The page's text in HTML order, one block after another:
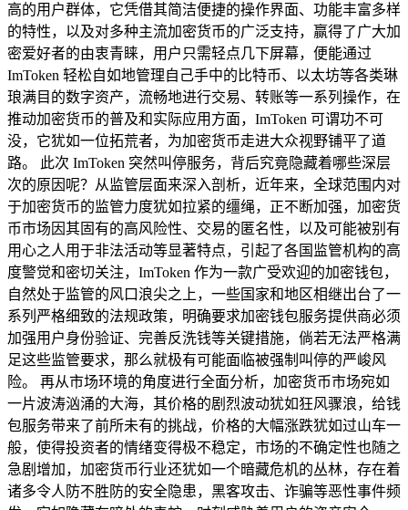
高的用户群体，它凭借其简洁便捷的操作界面、功能丰富多样
的特性，以及对多种主流加密货币的广泛支持，赢得了广大加
密爱好者的由衷青睐，用户只需轻点几下屏幕，便能通过
ImToken 轻松自如地管理自己手中的比特币、以太坊等各类琳
琅满目的数字资产，流畅地进行交易、转账等一系列操作，在
推动加密货币的普及和实际应用方面，ImToken 可谓功不可
没，它犹如一位拓荒者，为加密货币走进大众视野铺平了道
路。 此次 ImToken 突然叫停服务，背后究竟隐藏着哪些深层
次的原因呢？从监管层面来深入剖析，近年来，全球范围内对
于加密货币的监管力度犹如拉紧的缰绳，正不断加强，加密货
币市场因其固有的高风险性、交易的匿名性，以及可能被别有
用心之人用于非法活动等显著特点，引起了各国监管机构的高
度警觉和密切关注，ImToken 作为一款广受欢迎的加密钱包，
自然处于监管的风口浪尖之上，一些国家和地区相继出台了一
系列严格细致的法规政策，明确要求加密钱包服务提供商必须
加强用户身份验证、完善反洗钱等关键措施，倘若无法严格满
足这些监管要求，那么就极有可能面临被强制叫停的严峻风
险。 再从市场环境的角度进行全面分析，加密货币市场宛如
一片波涛汹涌的大海，其价格的剧烈波动犹如狂风骤浪，给钱
包服务带来了前所未有的挑战，价格的大幅涨跌犹如过山车一
般，使得投资者的情绪变得极不稳定，市场的不确定性也随之
急剧增加，加密货币行业还犹如一个暗藏危机的丛林，存在着
诸多令人防不胜防的安全隐患，黑客攻击、诈骗等恶性事件频